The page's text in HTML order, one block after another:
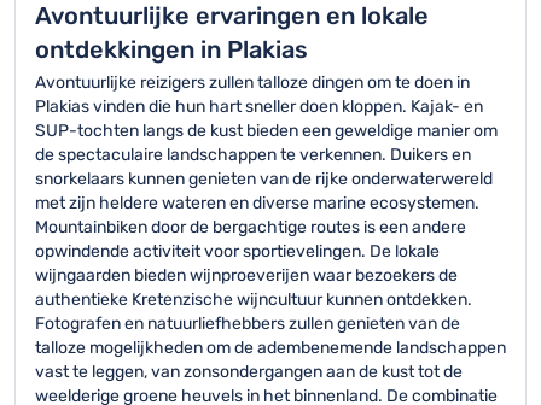
Avontuurlijke ervaringen en lokale
ontdekkingen in Plakias
Avontuurlijke reizigers zullen talloze dingen om te doen in
Plakias vinden die hun hart sneller doen kloppen. Kajak- en
SUP-tochten langs de kust bieden een geweldige manier om
de spectaculaire landschappen te verkennen. Duikers en
snorkelaars kunnen genieten van de rijke onderwaterwereld
met zijn heldere wateren en diverse marine ecosystemen.
Mountainbiken door de bergachtige routes is een andere
opwindende activiteit voor sportievelingen. De lokale
wijngaarden bieden wijnproeverijen waar bezoekers de
authentieke Kretenzische wijncultuur kunnen ontdekken.
Fotografen en natuurliefhebbers zullen genieten van de
talloze mogelijkheden om de adembenemende landschappen
vast te leggen, van zonsondergangen aan de kust tot de
weelderige groene heuvels in het binnenland. De combinatie